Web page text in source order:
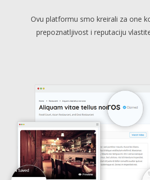
Ovu platformu smo kreirali za one
prepoznatljivost i reputaciju